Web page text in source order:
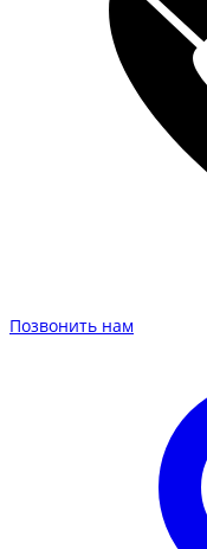
Позвонить нам